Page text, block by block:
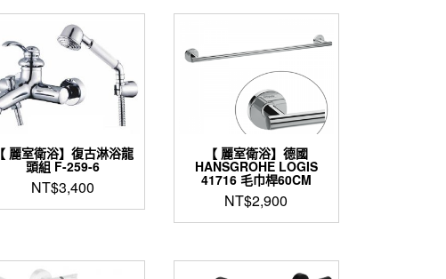
NT$4,900。NT$2,990。
【 麗室衛浴】復古淋浴龍
頭組 F-259-6
NT$3,400
【 麗室衛浴】德國
HANSGROHE LOGIS
41716 毛巾桿60CM
NT$2,900